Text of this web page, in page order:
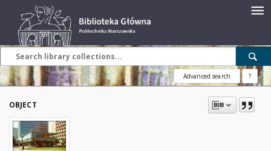
Advanced search ?
OBJECT